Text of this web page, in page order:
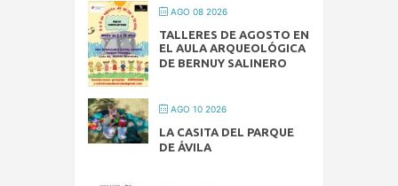
AGO 08 2026
TALLERES DE AGOSTO EN
EL AULA ARQUEOLÓGICA
DE BERNUY SALINERO
AGO 10 2026
LA CASITA DEL PARQUE
DE ÁVILA